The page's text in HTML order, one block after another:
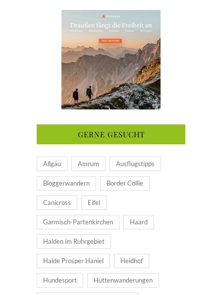
GERNE GESUCHT
Allgäu Amrum Ausflugstipps
Bloggerwandern Border Collie
Canicross Eifel
Garmisch-Partenkirchen Haard
Halden im Ruhrgebiet
Halde Prosper Haniel Heidhof
Hundesport Hüttenwanderungen